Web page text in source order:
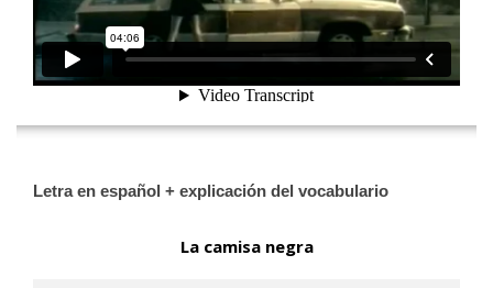
Letra en español + explicación del vocabulario
La camisa negra